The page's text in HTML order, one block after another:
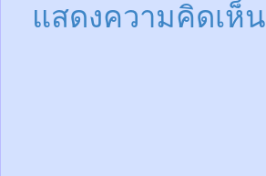
แสดงความคิดเห็น